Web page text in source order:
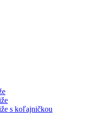
s koľajničkou